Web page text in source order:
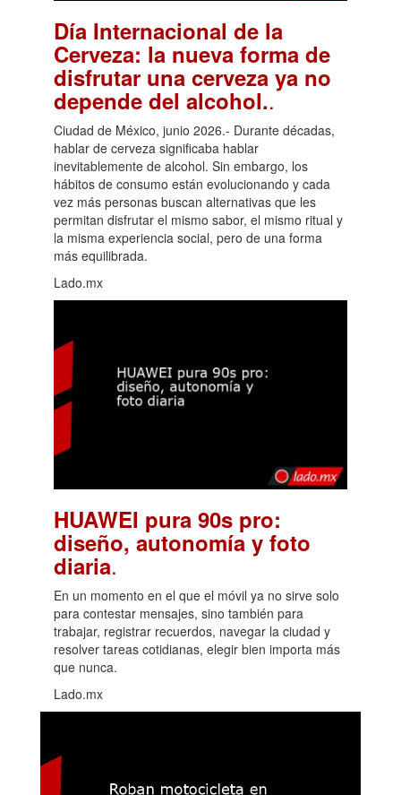
Día Internacional de la
Cerveza: la nueva forma de
disfrutar una cerveza ya no
depende del alcohol..
Ciudad de México, junio 2026.- Durante décadas,
hablar de cerveza significaba hablar
inevitablemente de alcohol. Sin embargo, los
hábitos de consumo están evolucionando y cada
vez más personas buscan alternativas que les
permitan disfrutar el mismo sabor, el mismo ritual y
la misma experiencia social, pero de una forma
más equilibrada.
Lado.mx
HUAWEI pura 90s pro:
diseño, autonomía y foto
diaria.
En un momento en el que el móvil ya no sirve solo
para contestar mensajes, sino también para
trabajar, registrar recuerdos, navegar la ciudad y
resolver tareas cotidianas, elegir bien importa más
que nunca.
Lado.mx